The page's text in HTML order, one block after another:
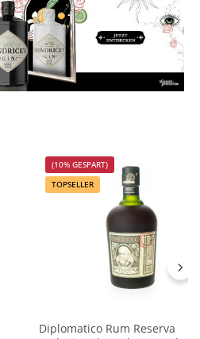
(10% GESPART)
TOPSELLER
Diplomatico Rum Reserva